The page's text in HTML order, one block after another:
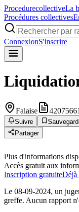
ProcedurecollectiveLa
Procédures collectives
ConnexionS'inscrire
Falaise
Suivre
Partager
Plus d'informations
Accès gratuit aux
Inscription gratuiteDéjà
Le 08-09-2024, un
greffe. Aucun rapport